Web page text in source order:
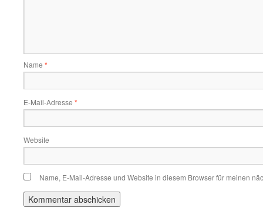
Name *
E-Mail-Adresse *
Website
Name, E-Mail-Adresse und Website in diesem Browser für meinen